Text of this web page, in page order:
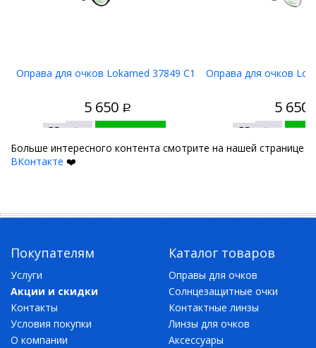
Оправа для очков Lokamed 37849 C1
5 650 Р
Оправа для очков
5 650
Больше интересного контента смотрите на нашей странице
ВКонтакте ❤️
Покупателям
Услуги
Акции и скидки
Контакты
Условия покупки
О компании
Каталог товаров
Оправы для очков
Солнцезащитные очки
Контактные линзы
Линзы для очков
Аксессуары